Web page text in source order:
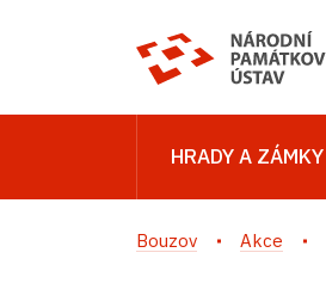
HRADY A ZÁMKY
Bouzov Akce